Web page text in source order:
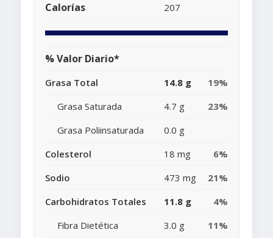
Calorías 207
% Valor Diario*
Grasa Total 14.8 g
19%
Grasa Saturada
4.7 g
23%
Grasa Poliinsaturada
0.0 g
Colesterol
18 mg
6%
Sodio
473 mg
21%
Carbohidratos Totales
11.8 g
4%
Fibra Dietética
3.0 g
11%